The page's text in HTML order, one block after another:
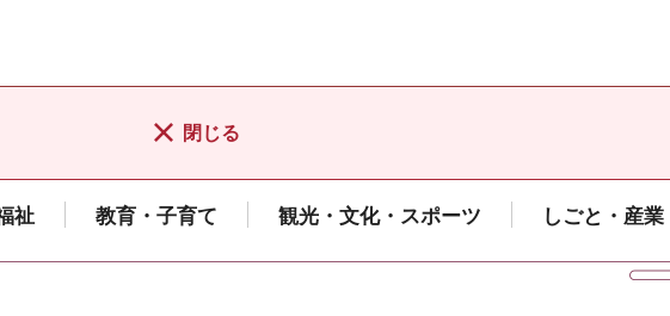
閉じる
祉 教育・子育て 観光・文化・スポーツ しごと・産業